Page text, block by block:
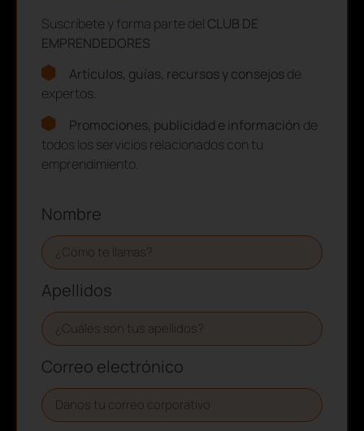
Suscríbete y forma parte del CLUB DE
EMPRENDEDORES
Artículos, guías, recursos y consejosde
expertos.
Promociones, publicidad e información de
todos los servicios relacionados con tu
emprendimiento.
Nombre
Apellidos
Correo electrónico